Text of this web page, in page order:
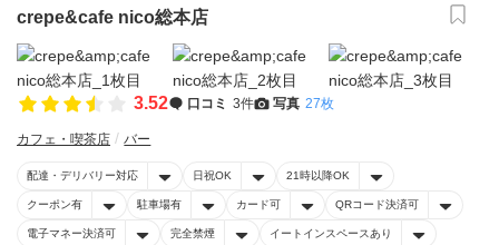
crepe&cafe nico総本店
3.52 口コミ 3件 写真 27枚
カフェ・喫茶店 バー
配達・デリバリー対応 日祝OK 21時以降OK
クーポン有 駐車場有 カード可 QRコード決済可
電子マネー決済可 完全禁煙 イートインスペースあり